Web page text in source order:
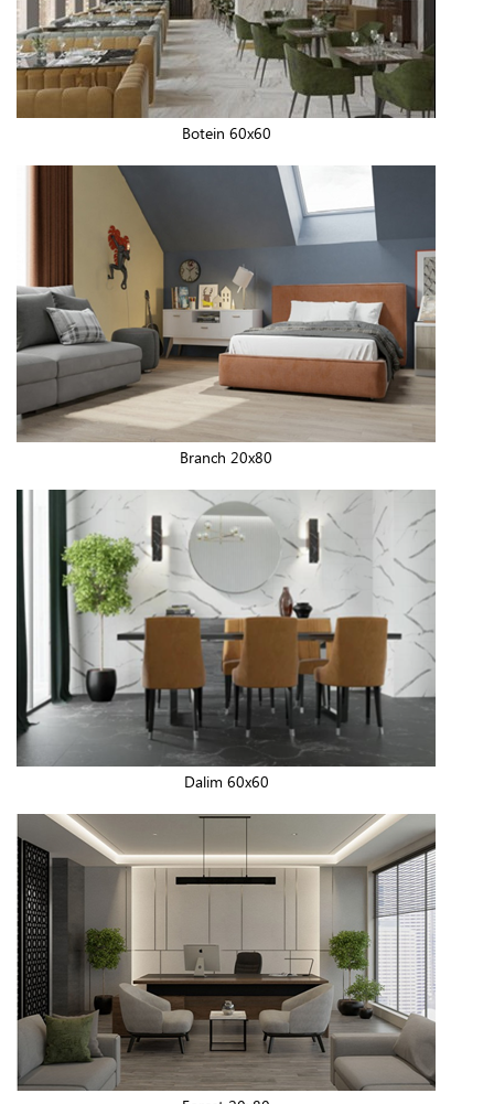
Botein 60x60
Branch 20x80
Dalim 60x60